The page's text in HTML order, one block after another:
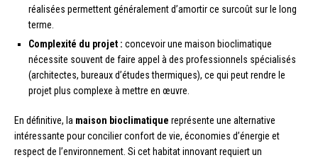
réalisées permettent généralement d’amortir ce surcoût sur le long
terme.
Complexité du projet : concevoir une maison bioclimatique
nécessite souvent de faire appel à des professionnels spécialisés
(architectes, bureaux d’études thermiques), ce qui peut rendre le
projet plus complexe à mettre en œuvre.
En définitive, la maison bioclimatique représente une alternative
intéressante pour concilier confort de vie, économies d’énergie et
respect de l’environnement. Si cet habitat innovant requiert un